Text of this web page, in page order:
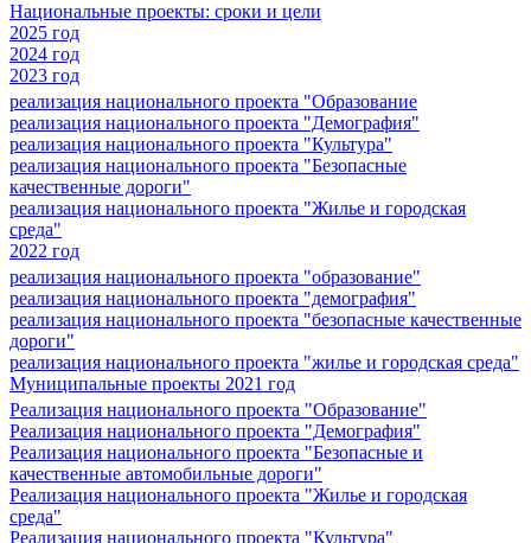
Национальные проекты: сроки и цели
2025 год
2024 год
2023 год
реализация национального проекта "Образование
реализация национального проекта "Демография"
реализация национального проекта "Культура"
реализация национального проекта "Безопасные
качественные дороги"
реализация национального проекта "Жилье и городская
среда"
2022 год
реализация национального проекта "образование"
реализация национального проекта "демография"
реализация национального проекта "безопасные качественные
дороги"
реализация национального проекта "жилье и городская среда"
Муниципальные проекты 2021 год
Реализация национального проекта "Образование"
Реализация национального проекта "Демография"
Реализация национального проекта "Безопасные и
качественные автомобильные дороги"
Реализация национального проекта "Жилье и городская
среда"
Реализация национального проекта "Культура"